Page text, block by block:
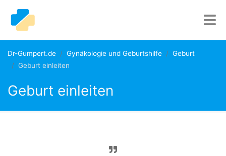
Dr-Gumpert.de Gynäkologie und Geburtshilfe
Geburt
Geburt einleiten
Geburt einleiten